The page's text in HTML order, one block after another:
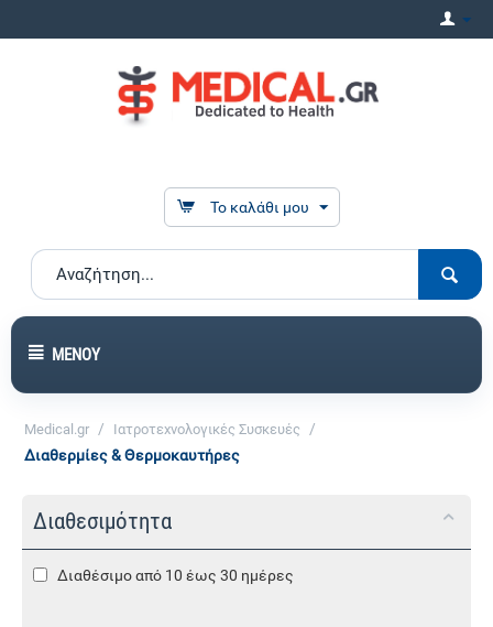
Το καλάθι μου
ΜΕΝΟΎ
Medical.gr / Ιατροτεχνολογικές Συσκευές
/
Διαθερμίες & Θερμοκαυτήρες
Διαθεσιμότητα
Διαθέσιμο από 10 έως 30 ημέρες